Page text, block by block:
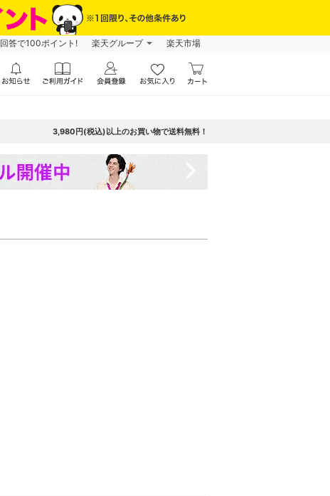
答で100ポイント! 楽天グループ 楽天市場
3,980円(税込)以上のお買い物で送料無料！